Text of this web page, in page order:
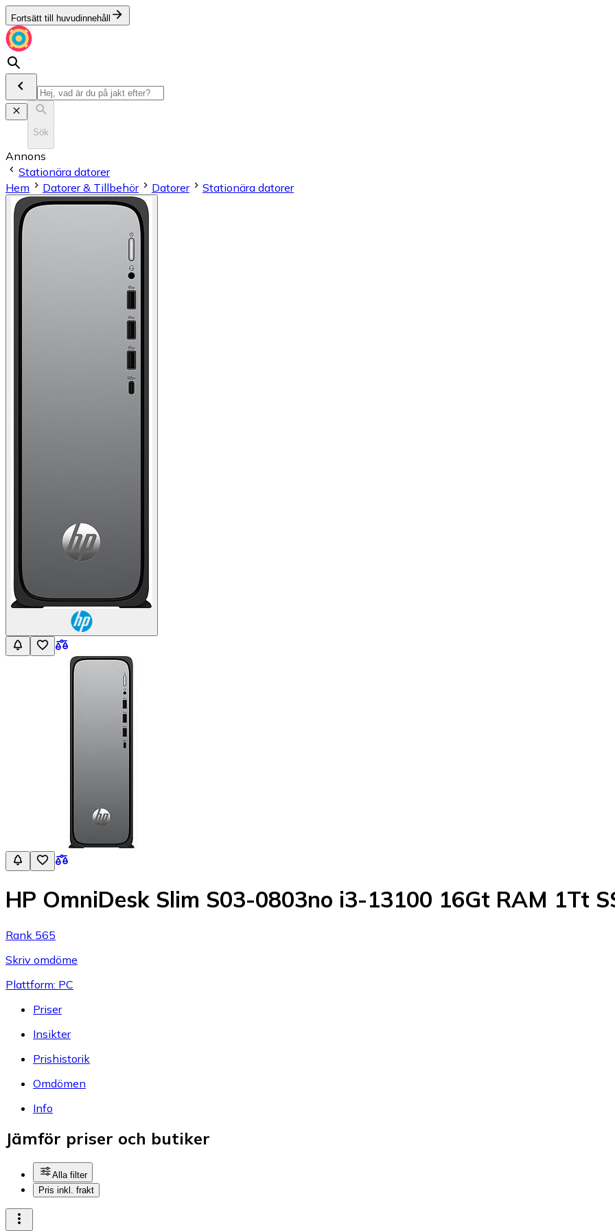
Fortsätt till huvudinnehåll
Sök
Annons
Stationära datorer
Hem
Datorer & Tillbehör Datorer Stationära datorer
HP OmniDesk Slim S03-0803no i3-13100 16Gt RAM 1Tt
Rank 565
Skriv omdöme
Plattform: PC
Priser
Insikter
Prishistorik
Omdömen
Info
Jämför priser och butiker
Alla filter
Pris inkl. frakt